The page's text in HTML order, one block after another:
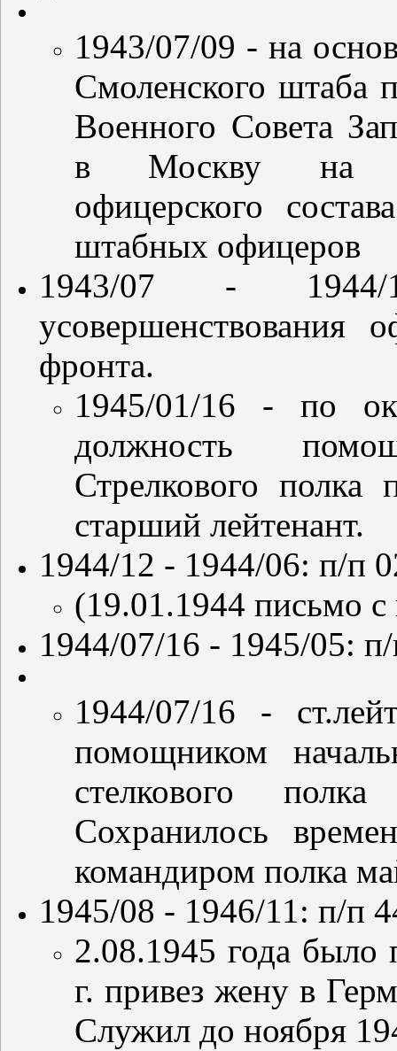
1943/07/09 - на
Смоленского штаба
Военного Совета
в Москву на
офицерского
штабных офицеров
1943/07 -
усовершенствования
фронта.
1945/01/16 - по
должность
Стрелкового полка
старший лейтенант.
1944/12 - 1944/06: п/п
(19.01.1944 письмо
1944/07/16 - 1945/05:
1944/07/16 -
помощником
стелкового
Сохранилось
командиром полка
1945/08 - 1946/11: п/п
2.08.1945 года
г. привез жену в
Служил до ноября